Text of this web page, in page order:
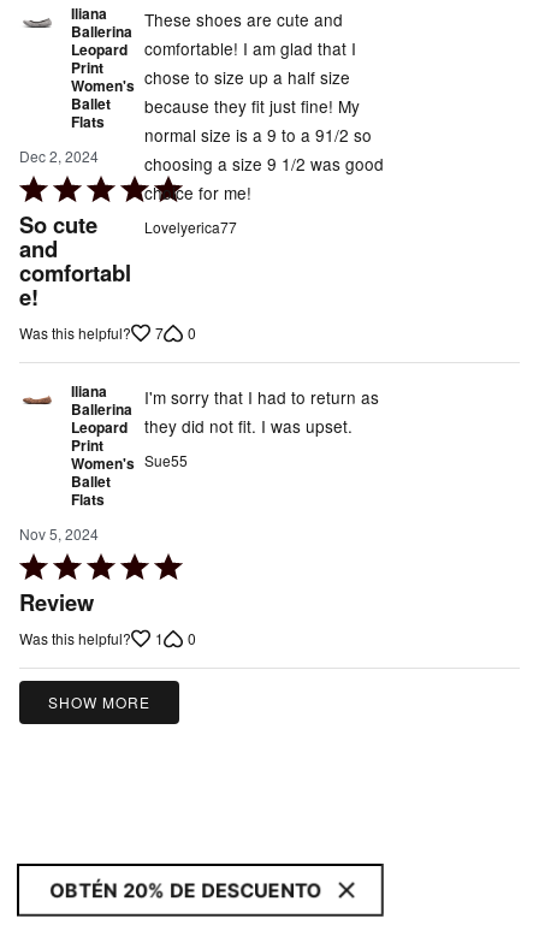
Iliana
Ballerina
Leopard
Print
Women's
Ballet
Flats
Dec 2, 2024
Rated
5
out
of
5
So cute
and
comfortabl
e!
These shoes are cute and
comfortable! I am glad that I
chose to size up a half size
because they fit just fine! My
normal size is a 9 to a 91/2 so
choosing a size 9 1/2 was good
choice for me!
Lovelyerica77
Was this helpful? 7 0
Iliana
Ballerina
Leopard
Print
Women's
Ballet
Flats
Nov 5, 2024
Rated
5
of
5
Review
I'm sorry that I had to return as
they did not fit. I was upset.
Sue55
Was this helpful? 1 0
SHOW MORE
OBTÉN 20% DE DESCUENTO